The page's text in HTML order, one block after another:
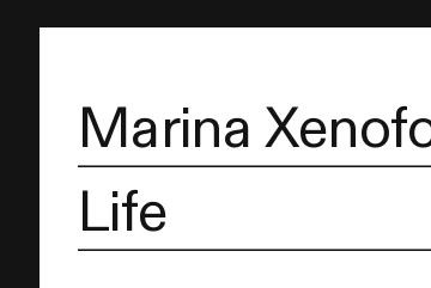
Marina
Life